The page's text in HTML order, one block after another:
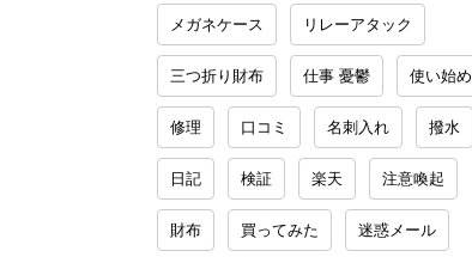
メガネケース リレーアタック
三つ折り財布 仕事 憂鬱 使い始め
修理 口コミ 名刺入れ 撥水
日記 検証 楽天 注意喚起
財布 買ってみた 迷惑メール